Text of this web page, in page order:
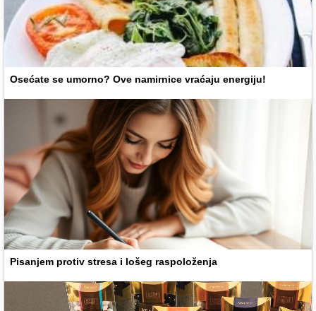
Osećate se umorno? Ove namirnice vraćaju energiju!
Pisanjem protiv stresa i lošeg raspoloženja